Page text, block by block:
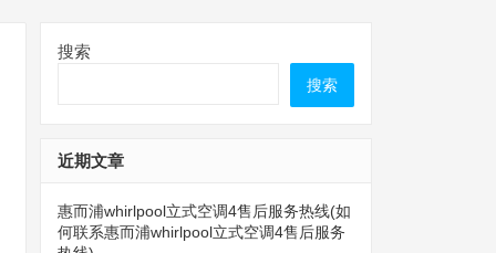
搜索
搜索
近期文章
惠而浦whirlpool立式空调4售后服务热线(如
何联系惠而浦whirlpool立式空调4售后服务